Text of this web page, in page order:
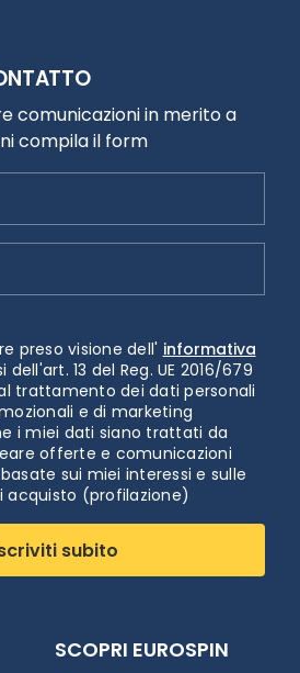
comunicazioni in merito a
compila il form
preso visione dell' informativa
dell'art. 13 del Reg. UE 2016/679
trattamento dei dati personali
e di marketing
i miei dati siano trattati da
offerte e comunicazioni
sui miei interessi e sulle
acquisto (profilazione)
subito
SCOPRI EUROSPIN